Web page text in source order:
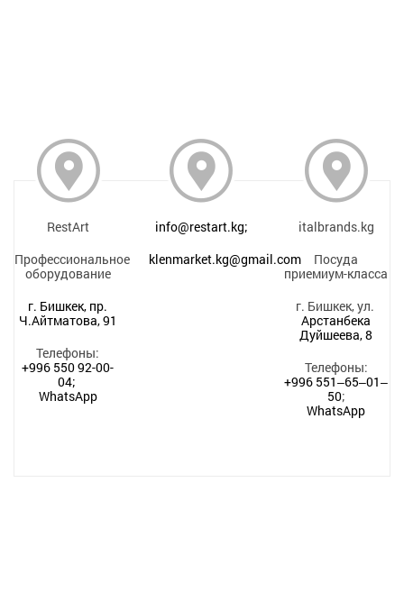
RestArt
Профессиональное
оборудование
г. Бишкек, пр.
Ч.Айтматова, 91
Телефоны:
+996 550 92-00-
04;
WhatsApp
info@restart.kg;
klenmarket.kg@gmail.com
italbrands.kg
Посуда
приемиум-класса
г. Бишкек, ул.
Арстанбека
Дуйшеева, 8
Телефоны:
+996 551‒65‒01‒
50;
WhatsApp